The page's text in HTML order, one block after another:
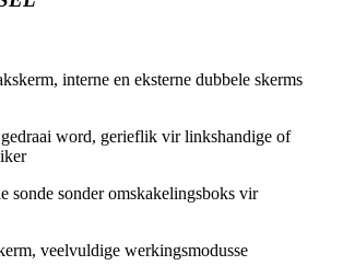
interne en eksterne dubbele skerms
word, gerieflik vir linkshandige of
sonde sonder omskakelingsboks vir
veelvuldige werkingsmodusse